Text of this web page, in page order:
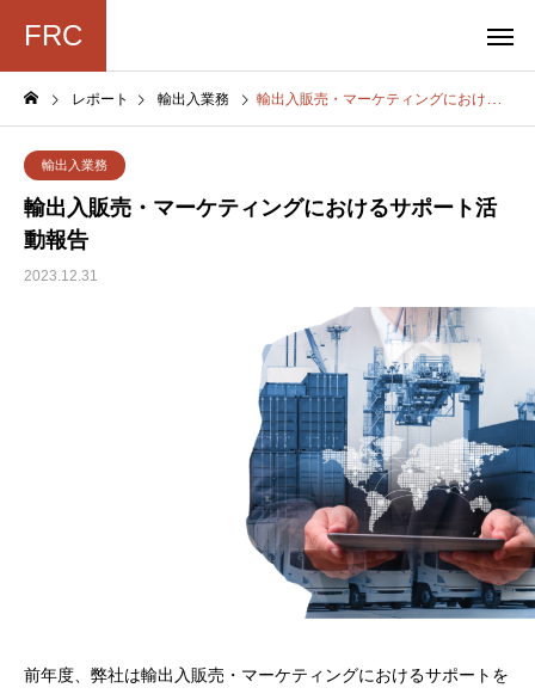
FRC
レポート 輸出入業務 輸出入販売・マーケティングにおけるサポート活動報告
輸出入業務
輸出入販売・マーケティングにおけるサポート活
動報告
2023.12.31
前年度、弊社は輸出入販売・マーケティングにおけるサポートを